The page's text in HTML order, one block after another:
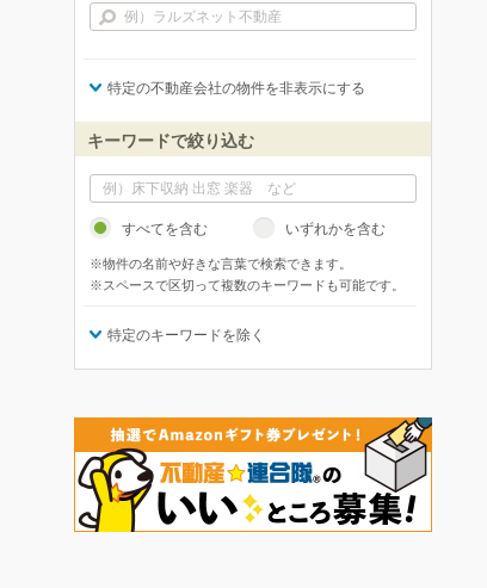
特定の不動産会社の物件を非表示にする
キーワードで絞り込む
すべてを含む いずれかを含む
※物件の名前や好きな言葉で検索できます。
※スペースで区切って複数のキーワードも可能です。
特定のキーワードを除く